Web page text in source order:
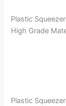
Plastic
High Grade
Plastic